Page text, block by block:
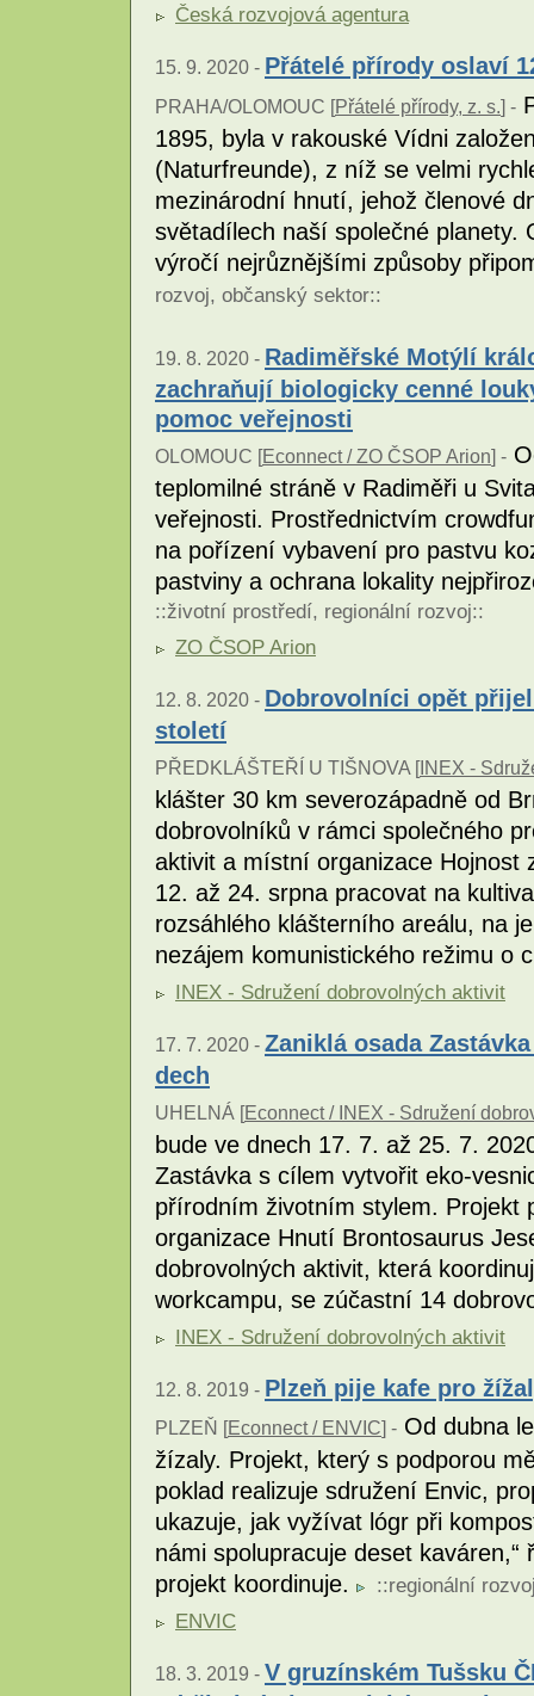
Česká rozvojová agentura
15. 9. 2020 - Přátelé přírody oslaví
PRAHA/OLOMOUC [Přátelé přírody, z. s.] -
1895, byla v rakouské Vídni
(Naturfreunde), z níž se velmi
mezinárodní hnutí, jehož členové
světadílech naší společné
výročí nejrůznějšími způsoby
rozvoj, občanský sektor::
19. 8. 2020 - Radiměřské Motýlí
zachraňují biologicky cenné
pomoc veřejnosti
OLOMOUC [Econnect / ZO ČSOP Arion] -
teplomilné stráně v Radiměři u
veřejnosti. Prostřednictvím
na pořízení vybavení pro pastvu
pastviny a ochrana lokality
::životní prostředí, regionální rozvoj::
ZO ČSOP Arion
12. 8. 2020 - Dobrovolníci opět
století
PŘEDKLÁŠTEŘÍ U TIŠNOVA [INEX -
klášter 30 km severozápadně od
dobrovolníků v rámci společného
aktivit a místní organizace Hojnost
12. až 24. srpna pracovat na
rozsáhlého klášterního areálu, na
nezájem komunistického režimu o
INEX - Sdružení dobrovolných aktivit
17. 7. 2020 - Zaniklá osada
dech
UHELNÁ [Econnect / INEX - Sdružení
bude ve dnech 17. 7. až 25. 7.
Zastávka s cílem vytvořit eko-
přírodním životním stylem. Projekt
organizace Hnutí Brontosaurus
dobrovolných aktivit, která
workcampu, se zúčastní 14
INEX - Sdružení dobrovolných aktivit
12. 8. 2019 - Plzeň pije kafe pro
PLZEŇ [Econnect / ENVIC] - Od dubna
žízaly. Projekt, který s podporou
poklad realizuje sdružení Envic,
ukazuje, jak vyžívat lógr při
námi spolupracuje deset
projekt koordinuje.
::regionální
ENVIC
18. 3. 2019 - V gruzínském Tušsku